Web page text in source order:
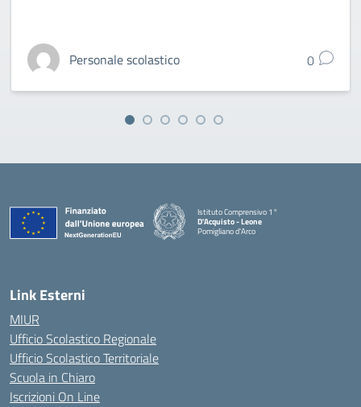
Personale scolastico 0
Istituto Comprensivo 1°
D'Acquisto - Leone
Pomigliano d'Arco
— Visita la pagina iniziale della scuola
Link Esterni
MIUR
Ufficio Scolastico Regionale
Ufficio Scolastico Territoriale
Scuola in Chiaro
Iscrizioni On Line